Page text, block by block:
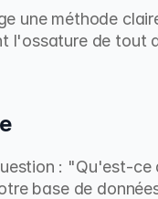
une méthode
l'ossature de tout
: "Qu'est-ce
base de